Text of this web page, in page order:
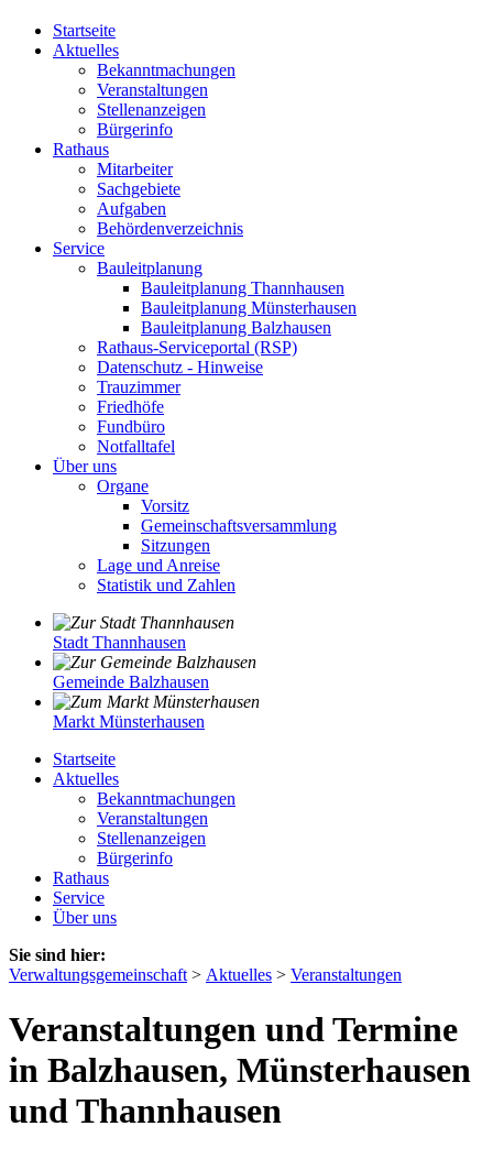
Startseite
Aktuelles
Bekanntmachungen
Veranstaltungen
Stellenanzeigen
Bürgerinfo
Rathaus
Mitarbeiter
Sachgebiete
Aufgaben
Behördenverzeichnis
Service
Bauleitplanung
Bauleitplanung Thannhausen
Bauleitplanung Münsterhausen
Bauleitplanung Balzhausen
Rathaus-Serviceportal (RSP)
Datenschutz - Hinweise
Trauzimmer
Friedhöfe
Fundbüro
Notfalltafel
Über uns
Organe
Vorsitz
Gemeinschaftsversammlung
Sitzungen
Lage und Anreise
Statistik und Zahlen
Stadt Thannhausen
Gemeinde Balzhausen
Markt Münsterhausen
Startseite
Aktuelles
Bekanntmachungen
Veranstaltungen
Stellenanzeigen
Bürgerinfo
Rathaus
Service
Über uns
Sie sind hier:
Verwaltungsgemeinschaft > Aktuelles > Veranstaltungen
Veranstaltungen und Termine
in Balzhausen, Münsterhausen
und Thannhausen